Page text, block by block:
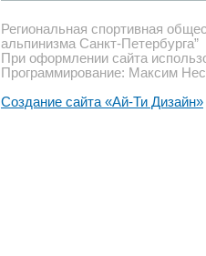
Региональная спортивная
альпинизма Санкт-Петербурга”
При оформлении сайта
Программирование: Максим
Создание сайта «Ай-Ти Дизайн»